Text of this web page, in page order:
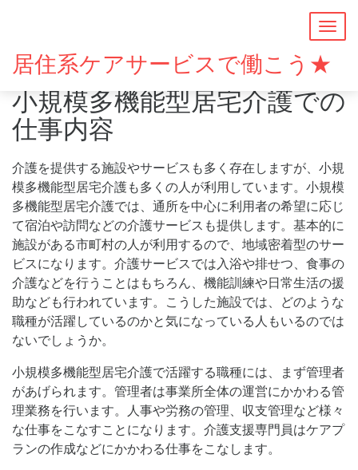
居住系ケアサービスで働こう★
小規模多機能型居宅介護での
仕事内容
介護を提供する施設やサービスも多く存在しますが、小規
模多機能型居宅介護も多くの人が利用しています。小規模
多機能型居宅介護では、通所を中心に利用者の希望に応じ
て宿泊や訪問などの介護サービスも提供します。基本的に
施設がある市町村の人が利用するので、地域密着型のサー
ビスになります。介護サービスでは入浴や排せつ、食事の
介護などを行うことはもちろん、機能訓練や日常生活の援
助なども行われています。こうした施設では、どのような
職種が活躍しているのかと気になっている人もいるのでは
ないでしょうか。
小規模多機能型居宅介護で活躍する職種には、まず管理者
があげられます。管理者は事業所全体の運営にかかわる管
理業務を行います。人事や労務の管理、収支管理など様々
な仕事をこなすことになります。介護支援専門員はケアプ
ランの作成などにかかわる仕事をこなします。